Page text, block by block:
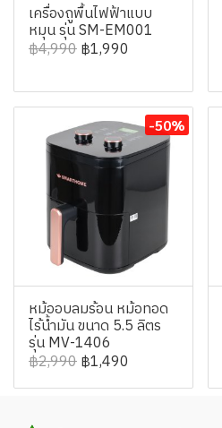
เครื่องถูพื้นไฟฟ้าแบบ
หมุน รุ่น SM-EM001
฿4,990฿1,990
-50%
หม้ออบลมร้อน หม้อทอด
ไร้น้ำมัน ขนาด 5.5 ลิตร
รุ่น MV-1406
฿2,990฿1,490